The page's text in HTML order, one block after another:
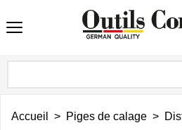
Accueil > Piges de calage >